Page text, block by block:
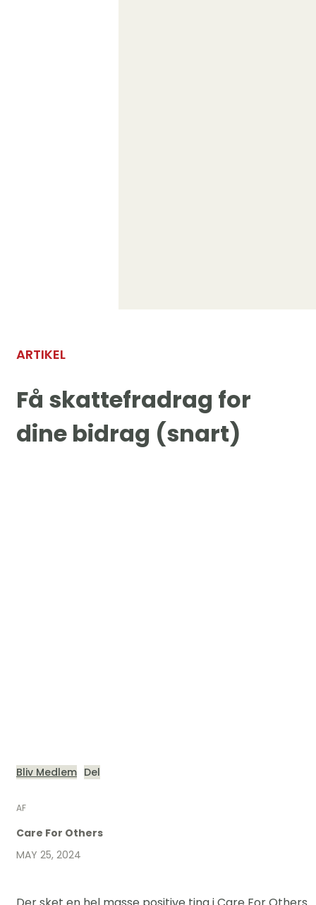
ARTIKEL
Få skattefradrag for
dine bidrag (snart)
Bliv Medlem Del
AF
Care For Others
MAY 25, 2024